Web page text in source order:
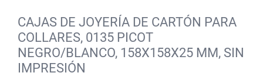
CAJAS DE JOYERÍA DE CARTÓN PARA
COLLARES, 0135 PICOT
NEGRO/BLANCO, 158X158X25 MM, SIN
IMPRESIÓN